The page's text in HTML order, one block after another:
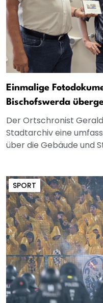
Einmalige
Bischofswerda
Der Ortschronist
Stadtarchiv eine
über die Gebäude und
SPORT